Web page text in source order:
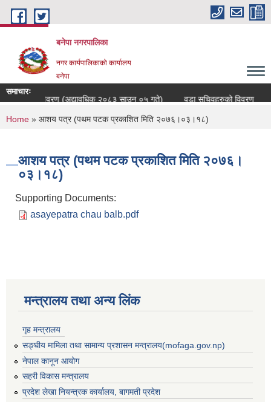
Skip to main content
बनेपा नगरपालिका
नगर कार्यपालिकाको कार्यालय
बनेपा
समाचारः
विवरण (अद्यावधिक २०८३ साउन ०५ गते)
वडा सचिवहरुको विवरण
You are here
Home » आशय पत्र (पथम पटक प्रकाशित मिति २०७६।०३।१८)
आशय पत्र (पथम पटक प्रकाशित मिति २०७६।
०३।१८)
Supporting Documents:
asayepatra chau balb.pdf
मन्त्रालय तथा अन्य लिंक
गृह मन्त्रालय
सङ्घीय मामिला तथा सामान्य प्रशासन मन्त्रालय(mofaga.gov.np)
नेपाल कानून आयोग
सहरी विकास मन्त्रालय
प्रदेश लेखा नियन्त्रक कार्यालय, बागमती प्रदेश